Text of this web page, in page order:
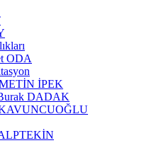
ODA
İPEK
DADAK